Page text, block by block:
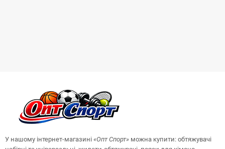
У нашому інтернет-магазині «ОптСпорт» можна купити: обтяжувачі